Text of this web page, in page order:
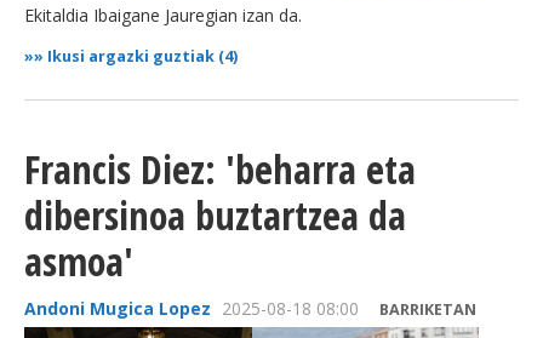
Ekitaldia Ibaigane Jauregian izan da.
»» Ikusi argazki guztiak (4)
Francis Diez: 'beharra eta
dibersinoa buztartzea da
asmoa'
Andoni Mugica Lopez 2025-08-18 08:00 BARRIKETAN